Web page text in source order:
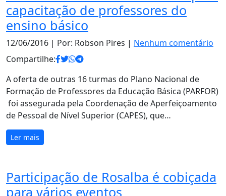
capacitação de professores do
ensino básico
12/06/2016 | Por: Robson Pires | Nenhum comentário
Compartilhe:
A oferta de outras 16 turmas do Plano Nacional de
Formação de Professores da Educação Básica (PARFOR)
foi assegurada pela Coordenação de Aperfeiçoamento
de Pessoal de Nível Superior (CAPES), que…
Ler mais
Participação de Rosalba é cobiçada
para vários eventos